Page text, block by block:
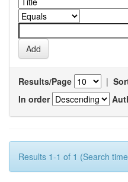
Results/Page |
In order
Results 1-1 of 1 (Search